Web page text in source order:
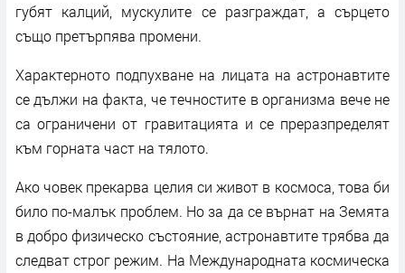
губят калций, мускулите се разграждат, а сърцето
също претърпява промени.
Характерното подпухване на лицата на астронавтите
се дължи на факта, че течностите в организма вече не
са ограничени от гравитацията и се преразпределят
към горната част на тялото.
Ако човек прекарва целия си живот в космоса, това би
било по-малък проблем. Но за да се върнат на Земята
в добро физическо състояние, астронавтите трябва да
следват строг режим. На Международната космическа